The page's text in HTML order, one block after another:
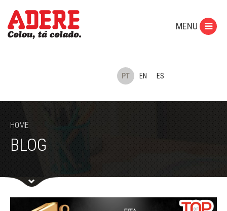
PT EN ES
MENU
HOME
BLOG